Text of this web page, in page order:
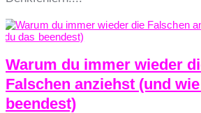
Warum du immer wieder
Falschen anziehst (und
beendest)